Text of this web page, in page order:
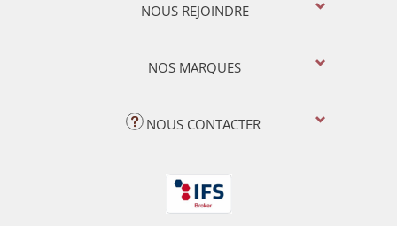
NOUS REJOINDRE
NOS MARQUES
NOUS CONTACTER